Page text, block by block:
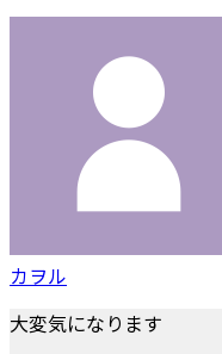
カヲル
大変気になります